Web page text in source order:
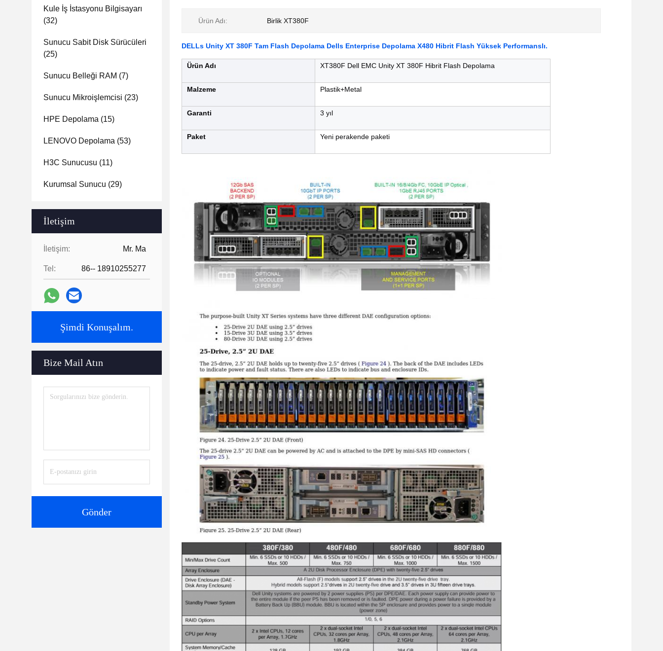
Kule İş İstasyonu Bilgisayarı
(32)
Sunucu Sabit Disk Sürücüleri
(25)
Sunucu Belleği RAM (7)
Sunucu Mikroişlemcisi (23)
HPE Depolama (15)
LENOVO Depolama (53)
H3C Sunucusu (11)
Kurumsal Sunucu (29)
İletişim
İletişim: Mr. Ma
Tel: 86-- 18910255277
Şimdi Konuşalım.
Bize Mail Atın
Gönder
Ürün Adı: Birlik XT380F
DELLs Unity XT 380F Tam Flash Depolama Dells Enterprise Depolama X480 Hibrit Flash Yüksek Performanslı.
Ürün Adı XT380F Dell EMC Unity XT 380F Hibrit Flash Depolama
Malzeme Plastik+Metal
Garanti 3 yıl
Paket Yeni perakende paketi